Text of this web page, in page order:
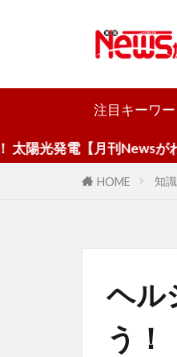
注目キーワー
Newsがわかる９月号】
HOME 知識
ヘル
う！